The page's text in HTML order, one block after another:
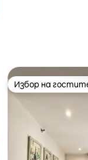
4,91 от 5, 35
Избор на
Избор на